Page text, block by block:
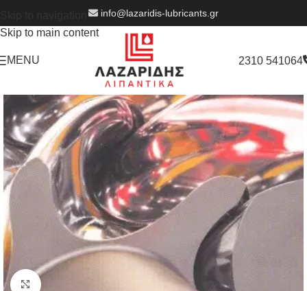
Skip to main content
info@lazaridis-lubricants.gr
MENU 2310 541064
Click to enlarge